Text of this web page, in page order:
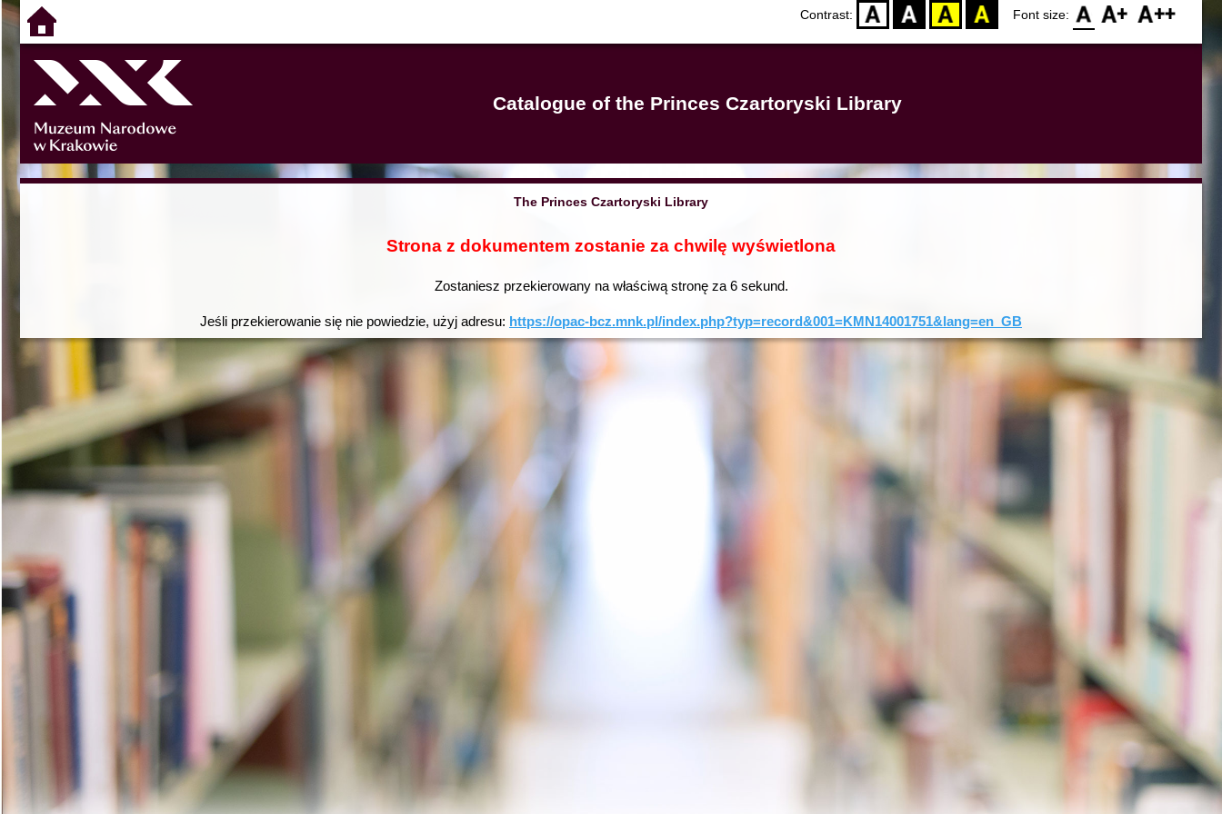
Contrast: D BW YB BY Font size: F0 F1 F2
Catalogue of the Princes Czartoryski Library
The Princes Czartoryski Library
Strona z dokumentem zostanie za chwilę wyświetlona
Zostaniesz przekierowany na właściwą stronę za 6sekund.
Jeśli przekierowanie się nie powiedzie, użyj adresu: https://opac-bcz.mnk.pl/index.php?typ=record&001=KMN14001751&lang=en_GB